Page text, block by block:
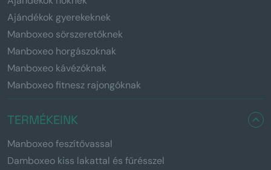
Ajándékok gyerekeknek
Manboxeo sörszeretőknek
Manboxeo horgászoknak
Manboxeo kávézóknak
Manboxeo fitnesz rajongóknak
TERMÉKEINK
Manboxeo feszítővassal
Damboxeo kiss lakattal és fűrésszel